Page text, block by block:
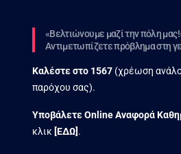
«Βελτιώνουμε μαζί την πόλη
Αντιμετωπίζετε πρόβλημα στη
Καλέστε στο 1567 (χρέωση
παρόχου σας).
Υποβάλετε Online Αναφορά
κλικ [ΕΔΩ] .